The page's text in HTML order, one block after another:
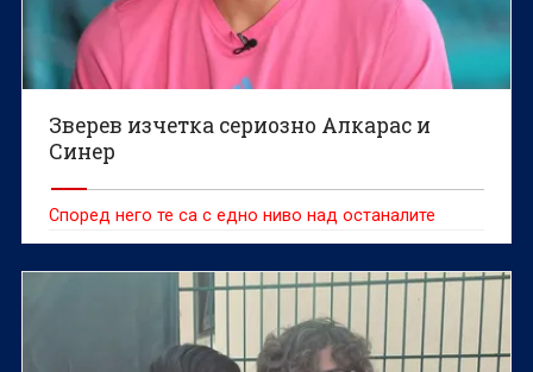
Зверев изчетка сериозно Алкарас и
Синер
Според него те са с едно ниво над останалите